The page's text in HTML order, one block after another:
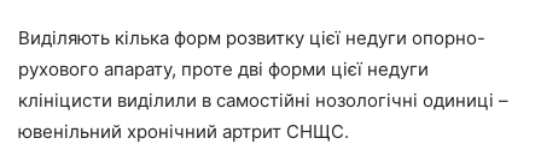
Виділяють кілька форм розвитку цієї недуги опорно-
рухового апарату, проте дві форми цієї недуги
клініцисти виділили в самостійні нозологічні одиниці –
ювенільний хронічний артрит СНЩС.